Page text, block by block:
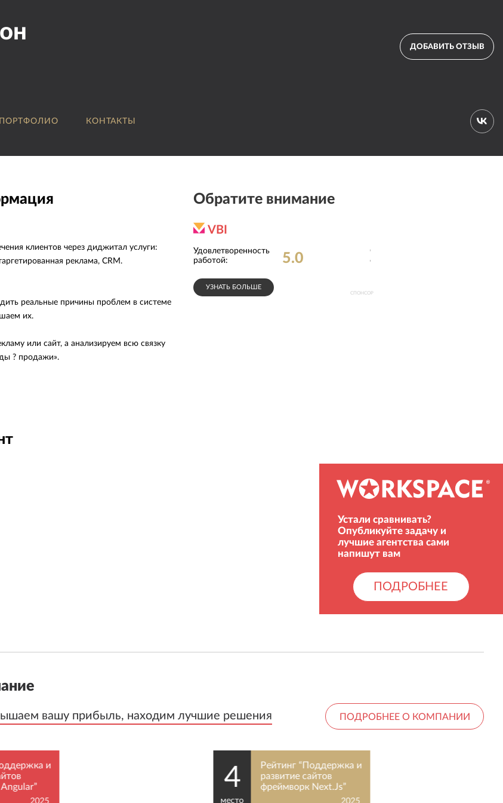
ДОБАВИТЬ ОТЗЫВ
ПОРТФОЛИО КОНТАКТЫ
клиентов через диджитал услуги:
реклама, CRM.
реальные причины проблем в системе
их.
или сайт, а анализируем всю связку
? продажи».
СПОНСОР
Обратите внимание
VBI
Средняя оценка
клиентами:
4.6
Удовлетворенность
работой: 5.0
Соблюдение
сроков
УЗНАТЬ БОЛЬШЕ
Устали сравнивать?
Опубликуйте задачу и
лучшие агентства сами
напишут вам
ПОДРОБНЕЕ
вашу прибыль, находим лучшие решения
вашу прибыль, находим лучшие решения ПОДРОБНЕЕ О КОМПАНИИ
и
2025
4
место
Рейтинг “Поддержка и
развитие сайтов
фреймворк Next.Js”
2025